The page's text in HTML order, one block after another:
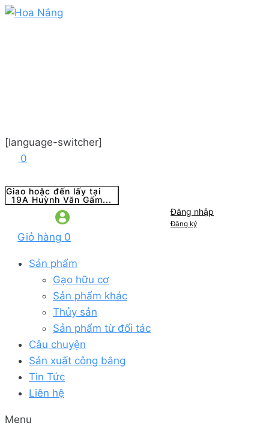
[language-switcher]
0
Giao hoặc đến lấy tại
19A Huỳnh Văn Gấm...
Đăng nhập
Đăng ký
Giỏ hàng 0
Sản phẩm
Gạo hữu cơ
Sản phẩm khác
Thủy sản
Sản phẩm từ đối tác
Câu chuyện
Sản xuất công bằng
Tin Tức
Liên hệ
Menu